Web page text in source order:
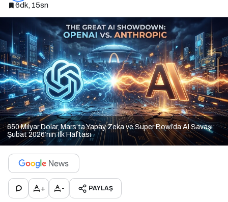
6dk, 15sn
650 Milyar Dolar, Mars’ta Yapay Zeka ve Super Bowl’da AI Savaşı:
Şubat 2026’nın İlk Haftası
+ - PAYLAŞ